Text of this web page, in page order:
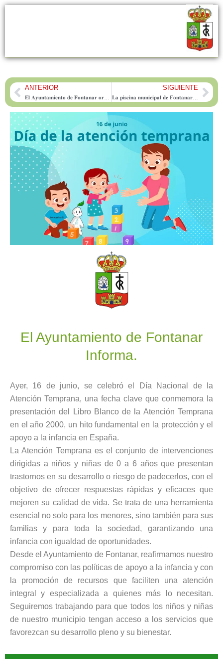
PrevANTERIOR SIGUIENTE
𝐋𝐚 𝐩𝐢𝐬𝐜𝐢𝐧𝐚 𝐦𝐮𝐧𝐢𝐜𝐢𝐩𝐚𝐥 𝐝𝐞 𝐅𝐨𝐧𝐭𝐚𝐧𝐚𝐫 𝐚𝐛𝐫𝐢𝐫𝐚́ 𝐬𝐮𝐬 𝐩𝐮𝐞𝐫𝐭𝐚𝐬 𝐞𝐬𝐭𝐞 𝐣𝐮𝐞𝐯𝐞𝐬 𝟏𝟗 𝐝𝐞 𝐣𝐮𝐧𝐢𝐨
El Ayuntamiento de Fontanar
Informa.
Ayer, 16 de junio, se celebró el Día Nacional de la
Atención Temprana, una fecha clave que conmemora la
presentación del Libro Blanco de la Atención Temprana
en el año 2000, un hito fundamental en la protección y el
apoyo a la infancia en España.
La Atención Temprana es el conjunto de intervenciones
dirigidas a niños y niñas de 0 a 6 años que presentan
trastornos en su desarrollo o riesgo de padecerlos, con el
objetivo de ofrecer respuestas rápidas y eficaces que
mejoren su calidad de vida. Se trata de una herramienta
esencial no solo para los menores, sino también para sus
familias y para toda la sociedad, garantizando una
infancia con igualdad de oportunidades.
Desde el Ayuntamiento de Fontanar, reafirmamos nuestro
compromiso con las políticas de apoyo a la infancia y con
la promoción de recursos que faciliten una atención
integral y especializada a quienes más lo necesitan.
Seguiremos trabajando para que todos los niños y niñas
de nuestro municipio tengan acceso a los servicios que
favorezcan su desarrollo pleno y su bienestar.